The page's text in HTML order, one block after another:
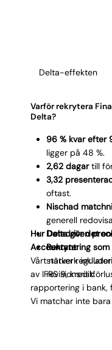
rapporten,
Delta-effekten
Varför rekrytera
Delta?
96 % kvar efter
ligger på 48 %.
2,62 dagartill
3,32
oftast.
Nischad
generell
Datadriven
Rekrytering
stärker
revisionsrisk.
Hur Delta gör det
Accountant:
Vårt nätverk
av IFRS 9,
rapportering i bank,
Vi matchar inte